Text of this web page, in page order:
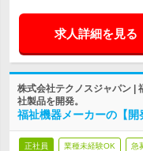
求人詳細を見る
株式会社テクノスジャパン |
社製品を開発。
福祉機器メーカーの【
正社員 業種未経験OK 急